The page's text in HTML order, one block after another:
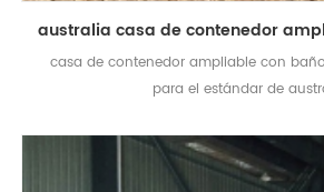
casa de contenedor ampliable con
para el estándar de